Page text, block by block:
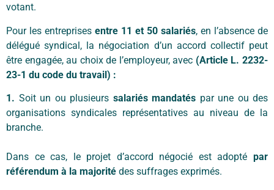
votant.
Pour les entreprises entre 11 et 50 salariés, en l’absence de
délégué syndical, la négociation d’un accord collectif peut
être engagée, au choix de l’employeur, avec (Article L. 2232-
23-1 du code du travail) :
1. Soit un ou plusieurs salariés mandatés par une ou des
organisations syndicales représentatives au niveau de la
branche.
Dans ce cas, le projet d’accord négocié est adopté par
référendum à la majorité des suffrages exprimés.